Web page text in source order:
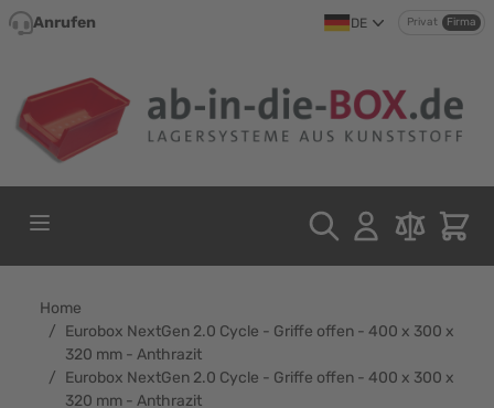
Direkt zum Inhalt
Anrufen DE Privat Firma
Home
/ Eurobox NextGen 2.0 Cycle - Griffe offen - 400 x 300 x
320 mm - Anthrazit
/ Eurobox NextGen 2.0 Cycle - Griffe offen - 400 x 300 x
320 mm - Anthrazit